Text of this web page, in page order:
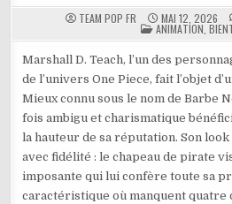
TEAM POP FR MAI 12, 2026
POSTED
IN
ANIMATION
Marshall D. Teach, l’un des
de l’univers One Piece, fait l’objet
Mieux connu sous le nom de Barbe
fois ambigu et charismatique
la hauteur de sa réputation. Son
avec fidélité : le chapeau de pirate
imposante qui lui confère toute sa
caractéristique où manquent quatre